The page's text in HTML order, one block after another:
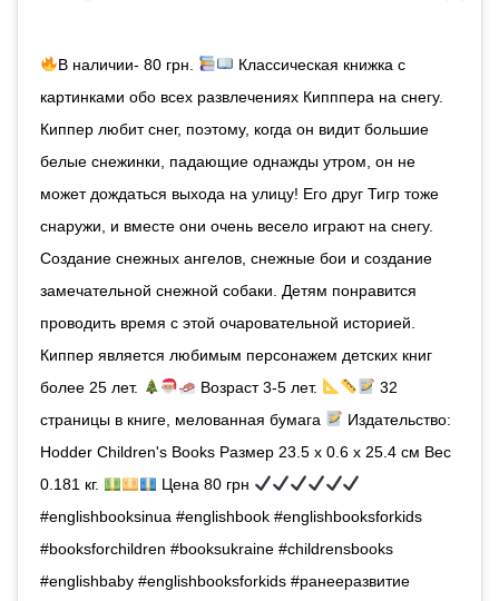
В наличии- 80 грн.
Классическая книжка с
картинками обо всех развлечениях Кипппера на снегу.
Киппер любит снег, поэтому, когда он видит большие
белые снежинки, падающие однажды утром, он не
может дождаться выхода на улицу! Его друг Тигр тоже
снаружи, и вместе они очень весело играют на снегу.
Создание снежных ангелов, снежные бои и создание
замечательной снежной собаки. Детям понравится
проводить время с этой очаровательной историей.
Киппер является любимым персонажем детских книг
более 25 лет.
Возраст 3-5 лет.
32
страницы в книге, мелованная бумага
Издательство:
Hodder Children's Books Размер 23.5 x 0.6 x 25.4 см Вес
0.181 кг.
Цена 80 грн
#englishbooksinua #englishbook #englishbooksforkids
#booksforchildren #booksukraine #childrensbooks
#englishbaby #englishbooksforkids #ранееразвитие